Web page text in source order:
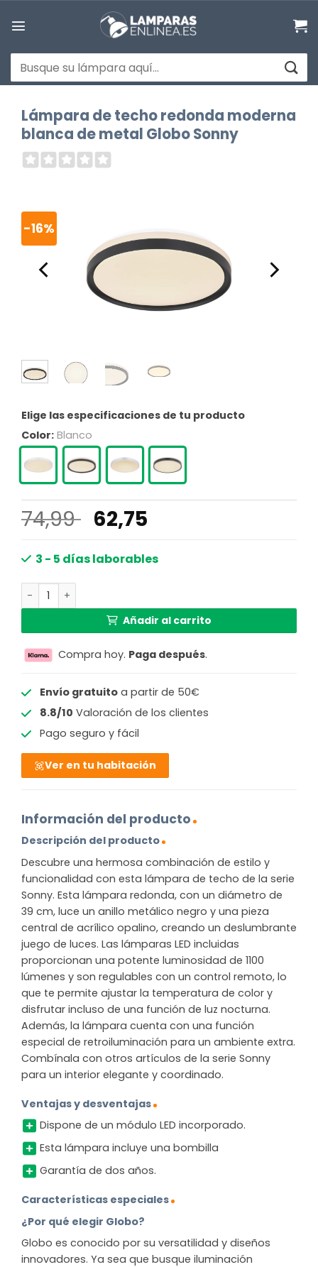
Buscar
por:
Lámpara de techo redonda moderna
blanca de metal Globo Sonny
-16%
Elige las especificaciones de tu producto
Color: Blanco
74,99 El
precio
original
62,75
actual
3 - 5 días laborables
Lámpara de techo redonda moderna blanca de metal
Añadir al carrito
Compra hoy. Paga después.
Envío gratuitoa partir de 50€
8.8/10 Valoración de los clientes
Pago seguro y fácil
Ver en tu habitación
Información del producto
Descripción del producto
Descubre una hermosa combinación de estilo y
funcionalidad con esta lámpara de techo de la serie
Sonny. Esta lámpara redonda, con un diámetro de
39 cm, luce un anillo metálico negro y una pieza
central de acrílico opalino, creando un deslumbrante
juego de luces. Las lámparas LED incluidas
proporcionan una potente luminosidad de 1100
lúmenes y son regulables con un control remoto, lo
que te permite ajustar la temperatura de color y
disfrutar incluso de una función de luz nocturna.
Además, la lámpara cuenta con una función
especial de retroiluminación para un ambiente extra.
Combínala con otros artículos de la serie Sonny
para un interior elegante y coordinado.
Ventajas y desventajas
Dispone de un módulo LED incorporado.
Esta lámpara incluye una bombilla
Garantía de dos años.
Características especiales
¿Por qué elegir Globo?
Globo es conocido por su versatilidad y diseños
innovadores. Ya sea que busque iluminación